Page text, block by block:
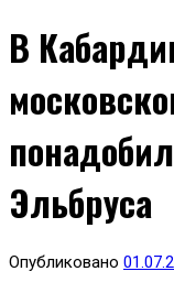
В
Эльбруса
Опубликовано